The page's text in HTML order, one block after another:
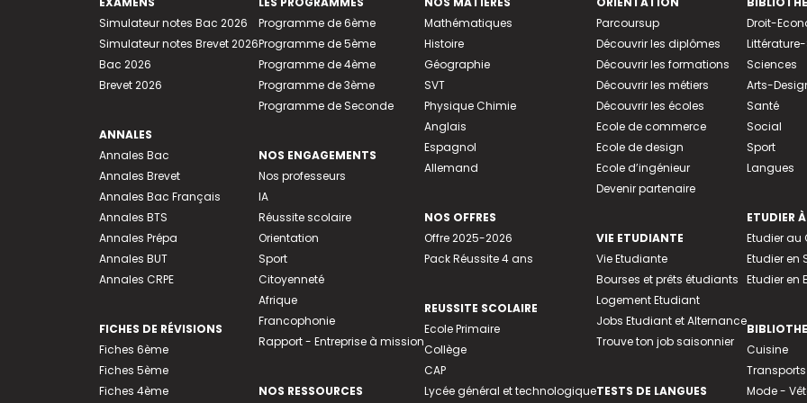
Simulateur notes Bac 2026
Simulateur notes Brevet 2026
Bac 2026
Brevet 2026
ANNALES
Annales Bac
Annales Brevet
Annales Bac Français
Annales BTS
Annales Prépa
Annales BUT
Annales CRPE
FICHES DE RÉVISIONS
Fiches 6ème
Fiches 5ème
Fiches 4ème
Programme de 6ème
Programme de 5ème
Programme de 4ème
Programme de 3ème
Programme de Seconde
NOS ENGAGEMENTS
Nos professeurs
IA
Réussite scolaire
Orientation
Sport
Citoyenneté
Afrique
Francophonie
Rapport - Entreprise à mission
NOS RESSOURCES
Mathématiques
Histoire
Géographie
SVT
Physique Chimie
Anglais
Espagnol
Allemand
NOS OFFRES
Offre 2025-2026
Pack Réussite 4 ans
REUSSITE SCOLAIRE
Ecole Primaire
Collège
CAP
Lycée général et technologique
Parcoursup
Découvrir les diplômes
Découvrir les formations
Découvrir les métiers
Découvrir les écoles
Ecole de commerce
Ecole de design
Ecole d’ingénieur
Devenir partenaire
VIE ETUDIANTE
Vie Etudiante
Bourses et prêts étudiants
Logement Etudiant
Jobs Etudiant et Alternance
Trouve ton job saisonnier
TESTS DE LANGUES
Droit-
Sciences
Arts-
Santé
Social
Sport
Langues
ETUDIER
Etudier
Etudier en
Etudier en
Cuisine
Transports
Mode -